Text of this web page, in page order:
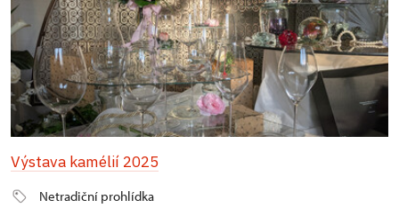
Výstava kamélií 2025
Netradiční prohlídka